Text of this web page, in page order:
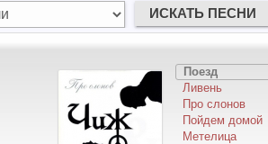
Поезд
Ливень
Про слонов
Пойдем домой
Метелица